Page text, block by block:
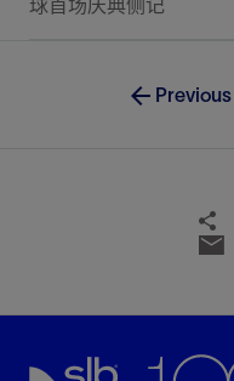
球首场庆典侧记
Previous